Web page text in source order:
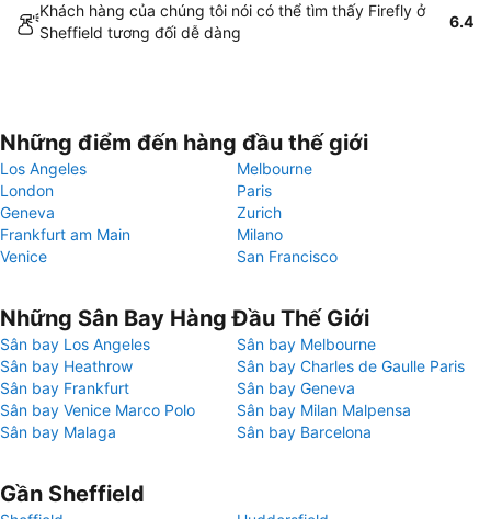
Khách hàng của chúng tôi nói có thể tìm thấy Firefly ở
Sheffield tương đối dễ dàng
6.4
Những điểm đến hàng đầu thế giới
Los Angeles
Melbourne
London
Paris
Geneva
Zurich
Frankfurt am Main
Milano
Venice
San Francisco
Những Sân Bay Hàng Đầu Thế Giới
Sân bay Los Angeles
Sân bay Melbourne
Sân bay Heathrow
Sân bay Charles de Gaulle Paris
Sân bay Frankfurt
Sân bay Geneva
Sân bay Venice Marco Polo
Sân bay Milan Malpensa
Sân bay Malaga
Sân bay Barcelona
Gần Sheffield